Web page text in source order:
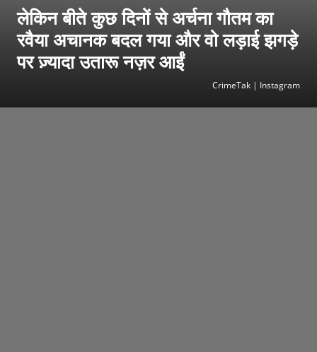
लेकिन बीते कुछ दिनों से अर्चना गौतम का
रवैया अचानक बदल गया और वो लड़ाई झगड़े
पर ज़्यादा उतारू नज़र आईं
CrimeTak | Instagram